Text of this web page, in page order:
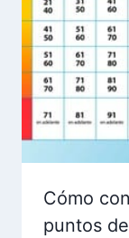
Cómo
puntos